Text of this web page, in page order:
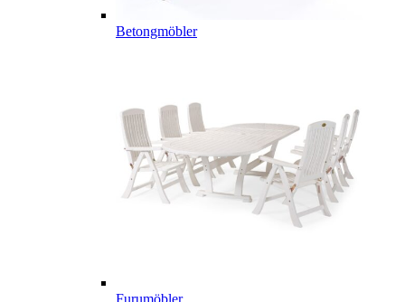
Betongmöbler
Furumöbler